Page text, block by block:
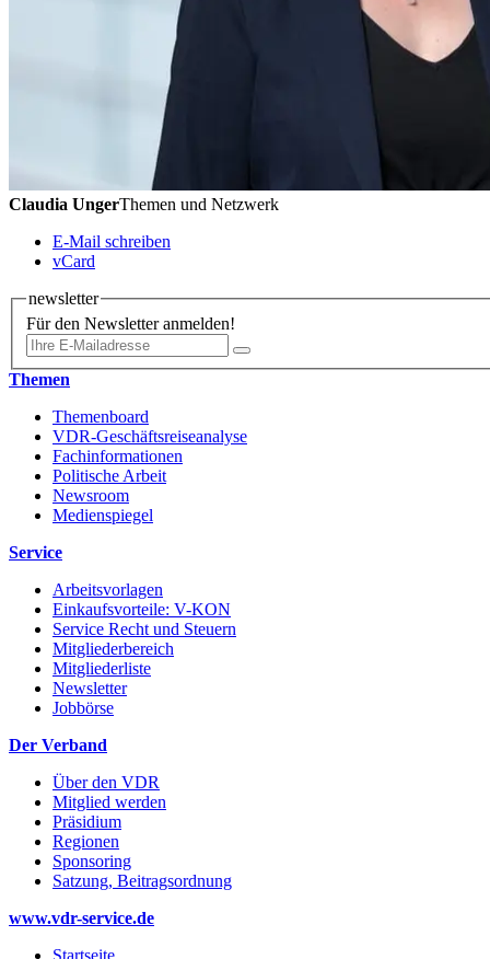
Claudia UngerThemen und Netzwerk
E-Mail schreiben
vCard
newsletter
Für den Newsletter anmelden!
Themen
Themenboard
VDR-Geschäftsreiseanalyse
Fachinformationen
Politische Arbeit
Newsroom
Medienspiegel
Service
Arbeitsvorlagen
Einkaufsvorteile: V-KON
Service Recht und Steuern
Mitgliederbereich
Mitgliederliste
Newsletter
Jobbörse
Der Verband
Über den VDR
Mitglied werden
Präsidium
Regionen
Sponsoring
Satzung, Beitragsordnung
www.vdr-service.de